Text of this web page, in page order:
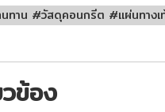
ทาน #วัสดุคอนกรีต #แผ่นทาง
ข้อง